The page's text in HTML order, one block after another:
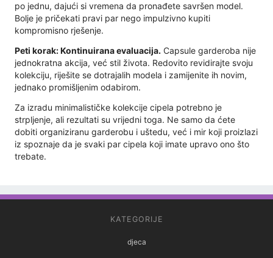
po jednu, dajući si vremena da pronađete savršen model.
Bolje je pričekati pravi par nego impulzivno kupiti
kompromisno rješenje.
Peti korak: Kontinuirana evaluacija. Capsule garderoba nije
jednokratna akcija, već stil života. Redovito revidirajte svoju
kolekciju, riješite se dotrajalih modela i zamijenite ih novim,
jednako promišljenim odabirom.
Za izradu minimalističke kolekcije cipela potrebno je
strpljenje, ali rezultati su vrijedni toga. Ne samo da ćete
dobiti organiziranu garderobu i uštedu, već i mir koji proizlazi
iz spoznaje da je svaki par cipela koji imate upravo ono što
trebate.
KATEGORIJE
djeca